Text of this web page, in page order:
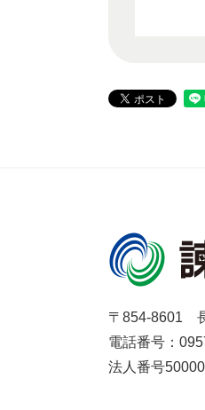
〒854-8601
電話番号：
法人番号